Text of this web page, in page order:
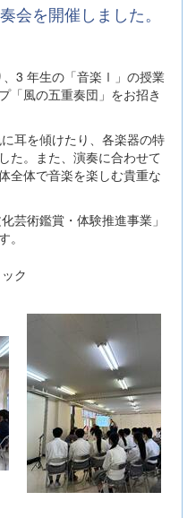
会を開催しました。
3 年生の「音楽Ⅰ」の授業
「風の五重奏団」をお招き
耳を傾けたり、各楽器の特
た。また、演奏に合わせて
全体で音楽を楽しむ貴重な
芸術鑑賞・体験推進事業」
。
ク